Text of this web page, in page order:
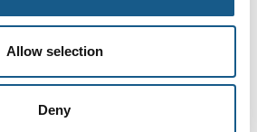
Allow selection
Deny